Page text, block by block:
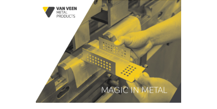
Storytelling: brochure Passend
Onderwijs